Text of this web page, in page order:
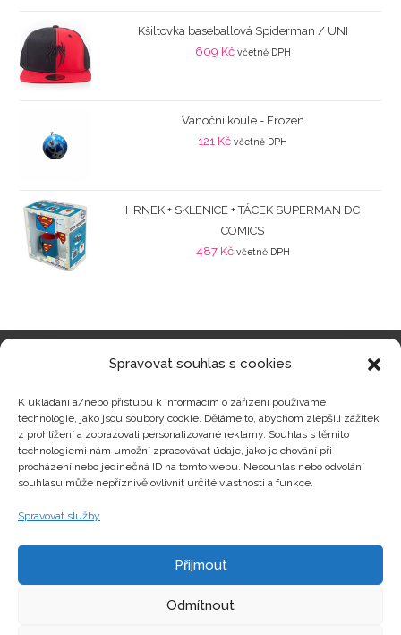
Spravovat souhlas s cookies
K ukládání a/nebo přístupu k informacím o zařízení používáme
technologie, jako jsou soubory cookie. Děláme to, abychom zlepšili zážitek
z prohlížení a zobrazovali personalizované reklamy. Souhlas s těmito
technologiemi nám umožní zpracovávat údaje, jako je chování při
procházení nebo jedinečná ID na tomto webu. Nesouhlas nebo odvolání
souhlasu může nepříznivě ovlivnit určité vlastnosti a funkce.
Spravovat služby
Přijmout
Odmítnout
Kšiltovka baseballová Spiderman / UNI
609 Kč včetně DPH
Vánoční koule - Frozen
121 Kč včetně DPH
HRNEK + SKLENICE + TÁCEK SUPERMAN DC
COMICS
487 Kč včetně DPH
Zajímavosti
Kontakty